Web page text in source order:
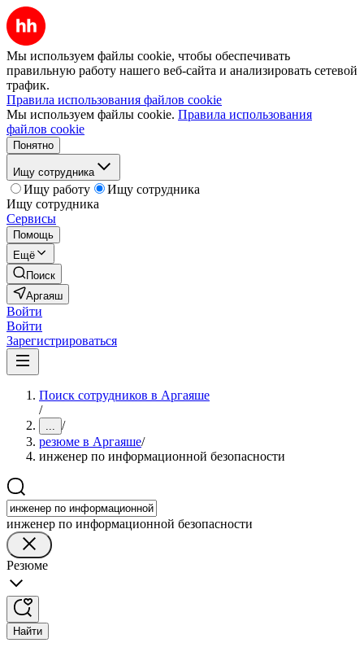
Мы используем файлы cookie, чтобы обеспечивать
правильную работу нашего веб-сайта и анализировать сетевой
трафик.
Правила использования файлов cookie
Мы используем файлы cookie. Правила использования
файлов cookie
Понятно
Ищу сотрудника
Ищу работу
Ищу сотрудника
Ищу сотрудника
Сервисы
Помощь
Ещё
Поиск
Аргаяш
Войти
Войти
Зарегистрироваться
Поиск сотрудников в Аргаяше
/
... /
резюме в Аргаяше/
инженер по информационной безопасности
инженер по информационной безопасности
Резюме
Найти